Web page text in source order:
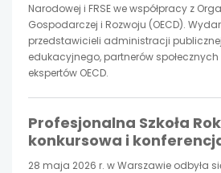
karcie
Narodowej i FRSE we współpracy z
Gospodarczej i Rozwoju (OECD).
przedstawicieli administracji
edukacyjnego, partnerów
ekspertów OECD.
Profesjonalna Szkoła
konkursowa i
28 maja 2026 r. w Warszawie odbyła